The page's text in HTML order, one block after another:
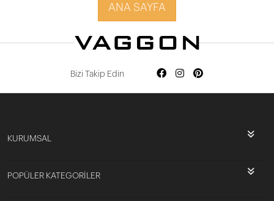
ANA SAYFA
Bizi Takip Edin
KURUMSAL
POPÜLER KATEGORİLER